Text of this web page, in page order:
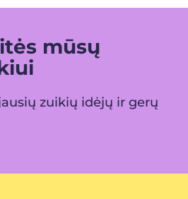
mūsų
zuikių idėjų ir gerų